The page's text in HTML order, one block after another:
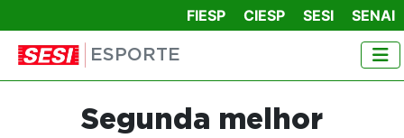
FIESP CIESP SESI SENAI
ESPORTE
Segunda melhor